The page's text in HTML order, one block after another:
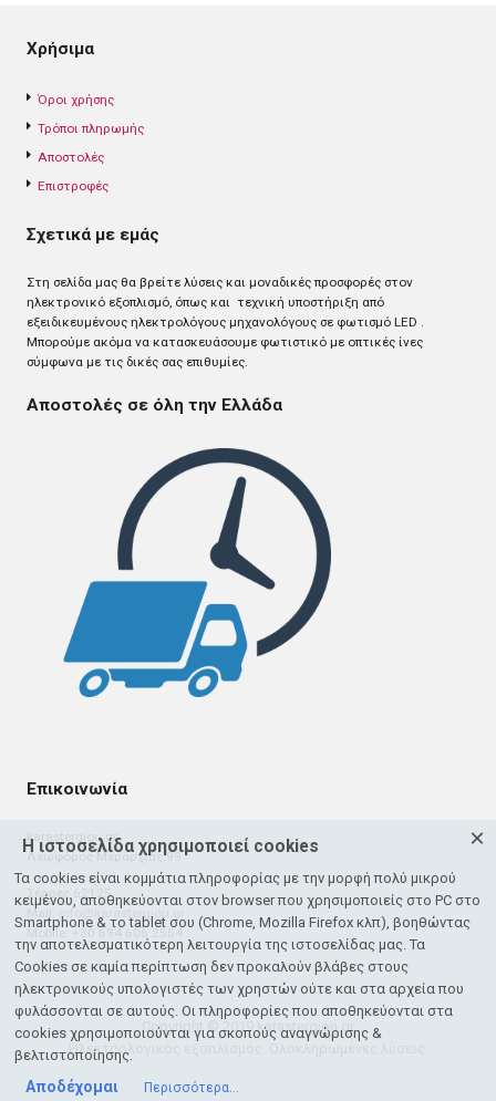
Η ιστοσελίδα χρησιμοποιεί cookies
Τα cookies είναι κομμάτια πληροφορίας με την μορφή πολύ μικρού
κειμένου, αποθηκεύονται στον browser που χρησιμοποιείς στο PC στο
Smartphone & το tablet σου (Chrome, Mozilla Firefox κλπ), βοηθώντας
την αποτελεσματικότερη λειτουργία της ιστοσελίδας μας. Τα
Cookies σε καμία περίπτωση δεν προκαλούν βλάβες στους
ηλεκτρονικούς υπολογιστές των χρηστών ούτε και στα αρχεία που
φυλάσσονται σε αυτούς. Οι πληροφορίες που αποθηκεύονται στα
cookies χρησιμοποιούνται για σκοπούς αναγνώρισης &
βελτιστοποίησης.
Αποδέχομαι Περισσότερα...
×
Χρήσιμα
Όροι χρήσης
Τρόποι πληρωμής
Αποστολές
Επιστροφές
Σχετικά με εμάς
Στη σελίδα μας θα βρείτε λύσεις και μοναδικές προσφορές στον
ηλεκτρονικό εξοπλισμό, όπως και τεχνική υποστήριξη από
εξειδικευμένους ηλεκτρολόγους μηχανολόγους σε φωτισμό LED .
Mπορούμε ακόμα να κατασκευάσουμε φωτιστικό με οπτικές ίνες
σύμφωνα με τις δικές σας επιθυμίες.
Αποστολές σε όλη την Ελλάδα
Επικοινωνία
karastergiou.gr
Λεωφόρος Μεραρχίας 99
Σέρρες 62125
Mail:
info@karastergiou.gr
Mobile: +30 694 606 2554
Copyright © 2019 karastergiou.gr
Ηλεκτρολογικός εξοπλισμός. Ολοκληρωμένες λύσεις.